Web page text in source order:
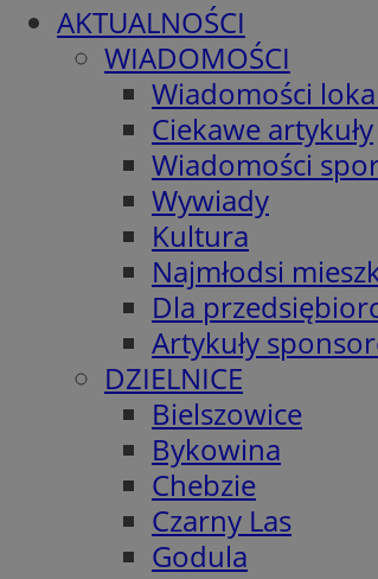
AKTUALNOŚCI
WIADOMOŚCI
Wiadomości
Ciekawe artykuły
Wiadomości
Wywiady
Kultura
Najmłodsi
Dla
Artykuły
DZIELNICE
Bielszowice
Bykowina
Chebzie
Czarny Las
Godula